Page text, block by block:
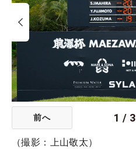
前へ 1 /
（撮影：上山敬太）